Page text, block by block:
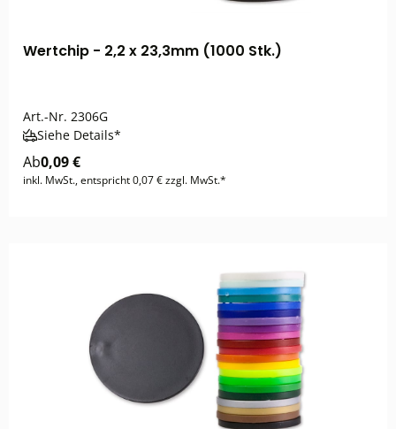
Wertchip - 2,2 x 23,3mm (1000 Stk.)
Art.-Nr. 2306G
Siehe Details*
Ab0,09 €
inkl. MwSt., entspricht 0,07 € zzgl. MwSt.*